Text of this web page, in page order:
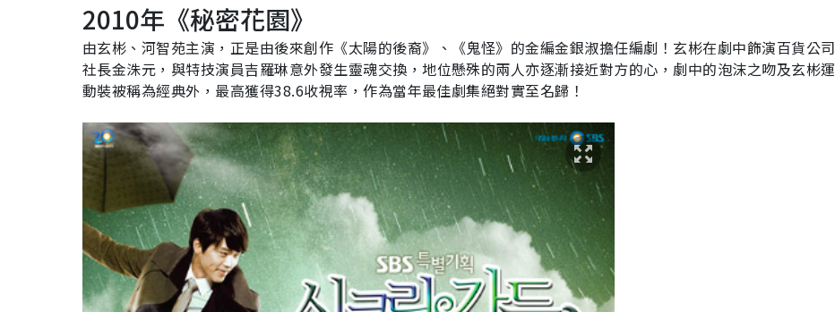
2010年《秘密花園》
由玄彬、河智苑主演，正是由後來創作《太陽的後裔》、《鬼怪》的金編金銀淑擔任編劇！玄彬在劇中飾演百貨公司
社長金洙元，與特技演員吉羅琳意外發生靈魂交換，地位懸殊的兩人亦逐漸接近對方的心，劇中的泡沫之吻及玄彬運
動裝被稱為經典外，最高獲得38.6收視率，作為當年最佳劇集絕對實至名歸！